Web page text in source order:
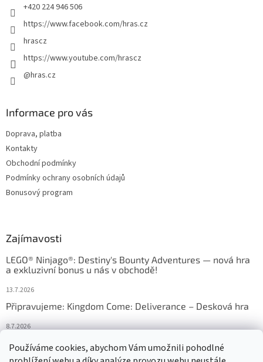
Používáme cookies, abychom Vám umožnili pohodlné
+420 224 946 506
https://www.facebook.com/hras.cz
hrascz
https://www.youtube.com/hrascz
@hras.cz
Informace pro vás
Doprava, platba
Kontakty
Obchodní podmínky
Podmínky ochrany osobních údajů
Bonusový program
Zajímavosti
LEGO® Ninjago®: Destiny's Bounty Adventures — nová hra
a exkluzivní bonus u nás v obchodě!
13.7.2026
Připravujeme: Kingdom Come: Deliverance – Desková hra
8.7.2026
Nejlepší deskové hry: výběr, který frčí v celém Česku